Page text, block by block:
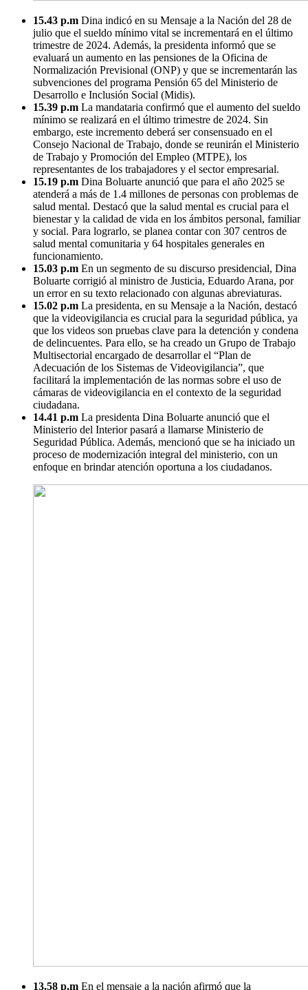
15.43 p.m Dina indicó en su Mensaje a la Nación del 28 de
julio que el sueldo mínimo vital se incrementará en el último
trimestre de 2024. Además, la presidenta informó que se
evaluará un aumento en las pensiones de la Oficina de
Normalización Previsional (ONP) y que se incrementarán las
subvenciones del programa Pensión 65 del Ministerio de
Desarrollo e Inclusión Social (Midis).
15.39 p.m La mandataria confirmó que el aumento del sueldo
mínimo se realizará en el último trimestre de 2024. Sin
embargo, este incremento deberá ser consensuado en el
Consejo Nacional de Trabajo, donde se reunirán el Ministerio
de Trabajo y Promoción del Empleo (MTPE), los
representantes de los trabajadores y el sector empresarial.
15.19 p.m Dina Boluarte anunció que para el año 2025 se
atenderá a más de 1.4 millones de personas con problemas de
salud mental. Destacó que la salud mental es crucial para el
bienestar y la calidad de vida en los ámbitos personal, familiar
y social. Para lograrlo, se planea contar con 307 centros de
salud mental comunitaria y 64 hospitales generales en
funcionamiento.
15.03 p.m En un segmento de su discurso presidencial, Dina
Boluarte corrigió al ministro de Justicia, Eduardo Arana, por
un error en su texto relacionado con algunas abreviaturas.
15.02 p.m La presidenta, en su Mensaje a la Nación, destacó
que la videovigilancia es crucial para la seguridad pública, ya
que los videos son pruebas clave para la detención y condena
de delincuentes. Para ello, se ha creado un Grupo de Trabajo
Multisectorial encargado de desarrollar el “Plan de
Adecuación de los Sistemas de Videovigilancia”, que
facilitará la implementación de las normas sobre el uso de
cámaras de videovigilancia en el contexto de la seguridad
ciudadana.
14.41 p.m La presidenta Dina Boluarte anunció que el
Ministerio del Interior pasará a llamarse Ministerio de
Seguridad Pública. Además, mencionó que se ha iniciado un
proceso de modernización integral del ministerio, con un
enfoque en brindar atención oportuna a los ciudadanos.
13.58 p.m En el mensaje a la nación afirmó que la